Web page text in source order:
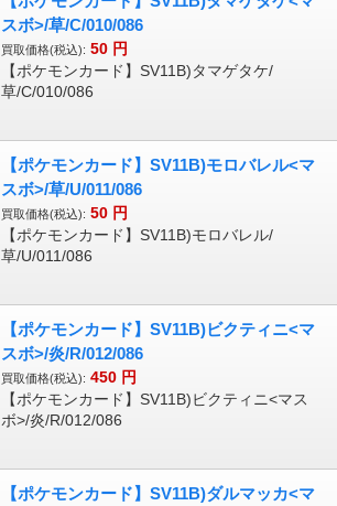
スボ>/草/C/010/086
買取価格(税込): 50 円
【ポケモンカード】SV11B)タマゲタケ/
草/C/010/086
【ポケモンカード】SV11B)モロバレル<マ
スボ>/草/U/011/086
買取価格(税込): 50 円
【ポケモンカード】SV11B)モロバレル/
草/U/011/086
【ポケモンカード】SV11B)ビクティニ<マ
スボ>/炎/R/012/086
買取価格(税込): 450 円
【ポケモンカード】SV11B)ビクティニ<マス
ボ>/炎/R/012/086
【ポケモンカード】SV11B)ダルマッカ<マ